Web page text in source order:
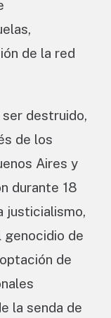
de la red
ser destruido,
de los
Aires y
durante 18
justicialismo,
genocidio de
de
la senda de